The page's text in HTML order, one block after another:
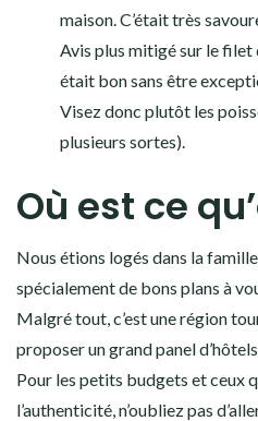
maison. C’était très
Avis plus mitigé sur le filet
était bon sans être
Visez donc plutôt les
plusieurs sortes).
Où est ce
Nous étions logés dans la
spécialement de bons plans à
Malgré tout, c’est une région
proposer un grand panel d’hôtels.
Pour les petits budgets et ceux
l’authenticité, n’oubliez pas